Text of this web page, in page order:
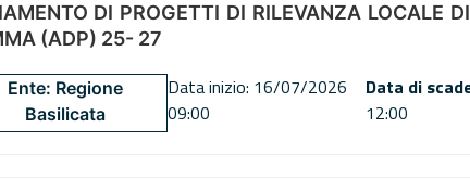
DI PROGETTI DI RILEVANZA LOCALE
(ADP) 25- 27
Ente: Regione
Basilicata
Data inizio: 16/07/2026
09:00
Data di
12:00